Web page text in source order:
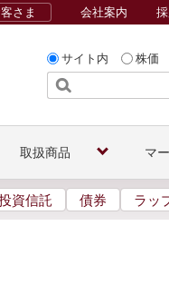
サイト内 株価
さま 会社案内
取扱商品 マ
資信託 債券 ラッ